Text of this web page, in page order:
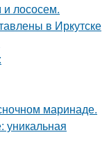
лососем.
в Иркутске
маринаде.
уникальная